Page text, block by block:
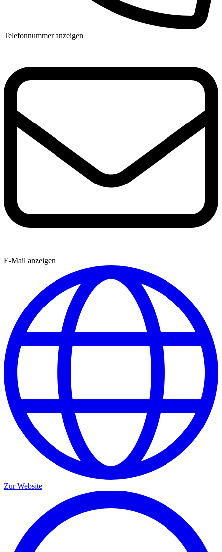
Telefonnummer anzeigen
E-Mail anzeigen
Zur Website